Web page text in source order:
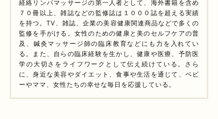
経絡リンパマッサージの第一人者として、海外書籍を含め
７０冊以上、雑誌などの監修誌は１０００誌を超える実績
を持つ。TV、雑誌、企業の美容健康関連商品などで多くの
監修を手がける。女性のための健康と美のセルフケアの普
及、鍼灸マッサージ師の臨床教育などにも力を入れてい
る。また、自らの臨床経験を生かし、健康や医療、予防医
学の大切さをライフワークとして伝え続けている。さら
に、身近な美容やダイエット、食事や生活を通じて、ベビ
ーやママ、女性たちの幸せな毎日を応援している。